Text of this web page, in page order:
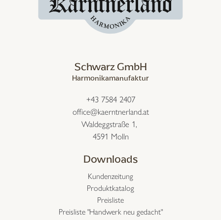
Schwarz GmbH
Harmonikamanufaktur
+43 7584 2407
office@kaerntnerland.at
Waldeggstraße 1,
4591 Molln
Downloads
Kundenzeitung
Produktkatalog
Preisliste
Preisliste "Handwerk neu gedacht"